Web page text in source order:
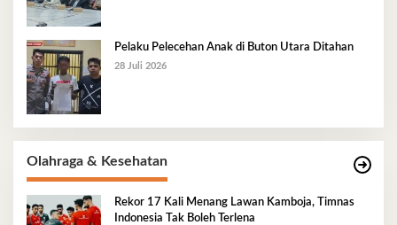
Pelaku Pelecehan Anak di Buton Utara Ditahan
28 Juli 2026
Olahraga & Kesehatan
Rekor 17 Kali Menang Lawan Kamboja, Timnas
Indonesia Tak Boleh Terlena